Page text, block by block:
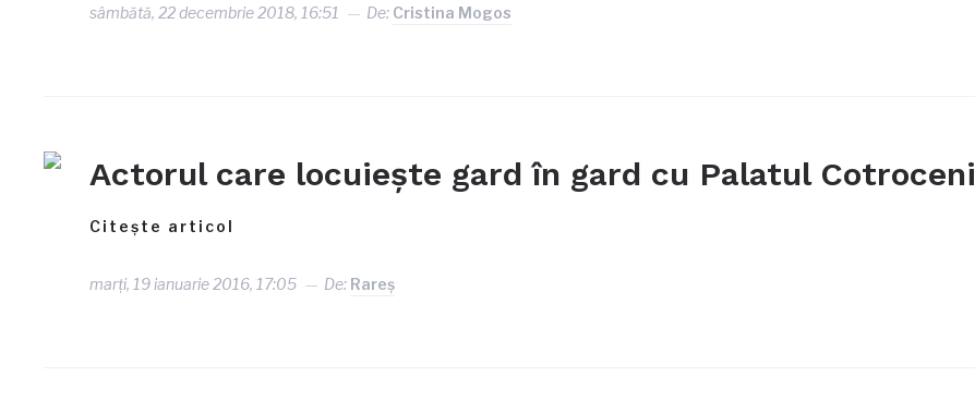
sâmbătă, 22 decembrie 2018, 16:51 De: Cristina Mogos
Actorul care locuiește gard în gard cu Palatul Cotroceni
Citește articol
marți, 19 ianuarie 2016, 17:05 De: Rareş